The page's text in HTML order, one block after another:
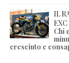
IL
Chi
cresciuto e